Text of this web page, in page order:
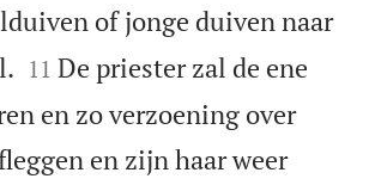
of jonge duiven naar

11 De priester zal de ene
en zo verzoening over
en zijn haar weer